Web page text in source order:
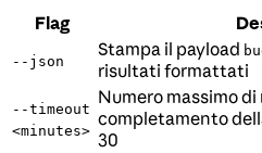
Flag
--json
Stampa il payload
risultati formattati
--timeout
<minutes>
Numero massimo
completamento
30